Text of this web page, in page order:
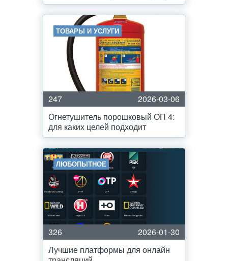
ТОВАРЫ И УСЛУГИ
247
2026-03-06
Огнетушитель порошковый ОП 4:
для каких целей подходит
ЛЮБОПЫТНОЕ
326
2026-01-30
Лучшие платформы для онлайн